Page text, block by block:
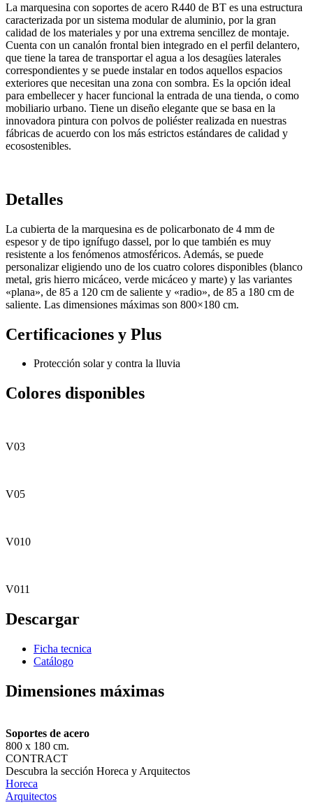
La marquesina con soportes de acero R440 de BT es una estructura
caracterizada por un sistema modular de aluminio, por la gran
calidad de los materiales y por una extrema sencillez de montaje.
Cuenta con un canalón frontal bien integrado en el perfil delantero,
que tiene la tarea de transportar el agua a los desagües laterales
correspondientes y se puede instalar en todos aquellos espacios
exteriores que necesitan una zona con sombra. Es la opción ideal
para embellecer y hacer funcional la entrada de una tienda, o como
mobiliario urbano. Tiene un diseño elegante que se basa en la
innovadora pintura con polvos de poliéster realizada en nuestras
fábricas de acuerdo con los más estrictos estándares de calidad y
ecosostenibles.
Detalles
La cubierta de la marquesina es de policarbonato de 4 mm de
espesor y de tipo ignífugo dassel, por lo que también es muy
resistente a los fenómenos atmosféricos. Además, se puede
personalizar eligiendo uno de los cuatro colores disponibles (blanco
metal, gris hierro micáceo, verde micáceo y marte) y las variantes
«plana», de 85 a 120 cm de saliente y «radio», de 85 a 180 cm de
saliente. Las dimensiones máximas son 800×180 cm.
Certificaciones y Plus
Protección solar y contra la lluvia
Colores disponibles
V03
V05
V010
V011
Descargar
Ficha tecnica
Catálogo
Dimensiones máximas
Soportes de acero
800 x 180 cm.
CONTRACT
Descubra la sección Horeca y Arquitectos
Horeca
Arquitectos